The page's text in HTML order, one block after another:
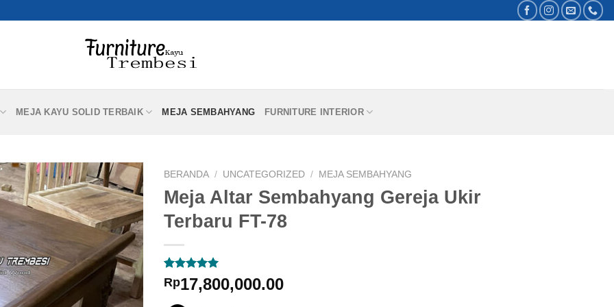
MEJA KAYU SOLID TERBAIK MEJA SEMBAHYANG FURNITURE INTERIOR
BERANDA / UNCATEGORIZED / MEJA SEMBAHYANG
Meja Altar Sembahyang Gereja Ukir
Terbaru FT-78
Peringkat
5.00dari 5
1
Rp17,800,000.00